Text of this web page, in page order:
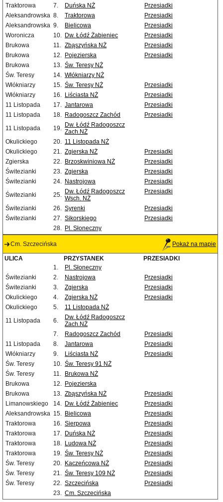
Traktorowa
7. Duńska NŻ
Przesiadki
Aleksandrowska 8. Traktorowa
Przesiadki
Aleksandrowska 9. Bielicowa
Przesiadki
Woronicza
10. Dw. Łódź Żabieniec
Przesiadki
Brukowa
11. Zbąszyńska NŻ
Przesiadki
Brukowa
12. Pojezierska
Przesiadki
Brukowa
13. Św. Teresy NŻ
Św. Teresy
14. Włókniarzy NŻ
Włókniarzy
15. Św. Teresy NŻ
Przesiadki
Włókniarzy
16. Liściasta NŻ
Przesiadki
11 Listopada
17. Jantarowa
Przesiadki
11 Listopada
18. Radogoszcz Zachód
Przesiadki
11 Listopada
19. Dw. Łódź Radogoszcz
Zach.NŻ
Okulickiego
20. 11 Listopada NŻ
Okulickiego
21. Zgierska NŻ
Przesiadki
Zgierska
22. Brzoskwiniowa NŻ
Przesiadki
Świtezianki
23. Zgierska
Przesiadki
Świtezianki
24. Nastrojowa
Przesiadki
Świtezianki
25. Dw. Łódź Radogoszcz
Wsch. NŻ
Przesiadki
Świtezianki 26. Syrenki
Przesiadki
Świtezianki
27. Sikorskiego
Przesiadki
28. Pl. Słoneczny
Cm. Szczecińska Pokaż na mapie
ULICA PRZYSTANEK
PRZESIADKI
1.
Pl. Słoneczny
Świtezianki
2. Nastrojowa
Przesiadki
Świtezianki
3. Zgierska
Przesiadki
Okulickiego
4. Zgierska NŻ
Przesiadki
Okulickiego
5.
11 Listopada NŻ
11 Listopada
6.
Dw. Łódź Radogoszcz
Zach.NŻ
7.
Radogoszcz Zachód
Przesiadki
11 Listopada
8. Jantarowa
Przesiadki
Włókniarzy
9. Liściasta NŻ
Przesiadki
Św. Teresy
10. Św. Teresy 91 NŻ
Św. Teresy
11.
Brukowa NŻ
Brukowa
12. Pojezierska
Brukowa
13. Zbąszyńska NŻ
Przesiadki
Limanowskiego
14. Dw. Łódź Żabieniec
Przesiadki
Aleksandrowska 15. Bielicowa
Przesiadki
Traktorowa
16. Sierpowa
Przesiadki
Traktorowa
17. Duńska NŻ
Przesiadki
Traktorowa
18. Ludowa NŻ
Przesiadki
Traktorowa
19. Św. Teresy NŻ
Przesiadki
Św. Teresy
20. Kaczeńcowa NŻ
Przesiadki
Św. Teresy
21. Św. Teresy 109 NŻ
Przesiadki
Św. Teresy
22. Szczecińska
Przesiadki
23. Cm. Szczecińska